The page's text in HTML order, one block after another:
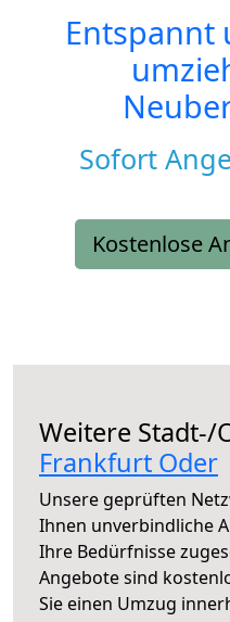
Entspannt
Sofort
Kostenlose
Weitere Stadt-/
Frankfurt Oder
Unsere geprüften
Ihnen unverbindliche
Ihre Bedürfnisse
Angebote sind
Sie einen Umzug